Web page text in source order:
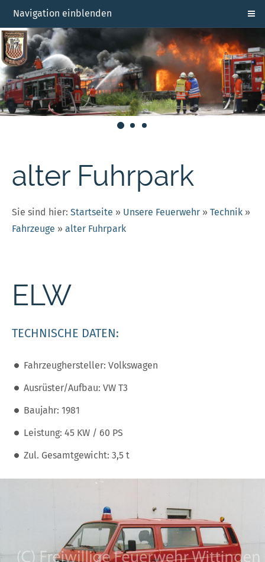
Navigation einblenden
alter Fuhrpark
Sie sind hier: Startseite » Unsere Feuerwehr » Technik »
Fahrzeuge » alter Fuhrpark
ELW
TECHNISCHE DATEN:
Fahrzeughersteller: Volkswagen
Ausrüster/Aufbau: VW T3
Baujahr: 1981
Leistung: 45 KW / 60 PS
Zul. Gesamtgewicht: 3,5 t